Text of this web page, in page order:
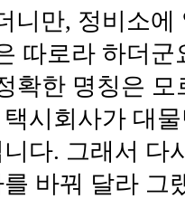
니만, 정비소
따로라 하더군
확한 명칭은
시회사가 대
다. 그래서 다
바꿔 달라 그